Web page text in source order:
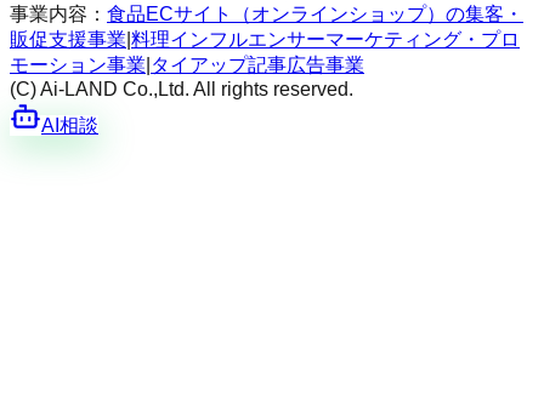
事業内容： 食品ECサイト（オンラインショップ）の集客・
販促支援事業 料理インフルエンサーマーケティング・プロ
モーション事業 タイアップ記事広告事業
(C) Ai-LAND Co.,Ltd. All rights reserved.
AI相談